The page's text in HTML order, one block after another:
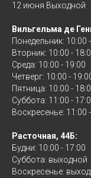
12 июня Выходной
Вильгельма де
Понедельник: 10:00
Вторник: 10:00 -
Среда: 10:00 - 19:00
Четверг: 10:00 -
Пятница: 10:00 -
Суббота: 11:00 -
Воскресенье: 11:00
Расточная, 44Б:
Будни: 10:00 - 17:00
Суббота: выходной
Воскресенье: